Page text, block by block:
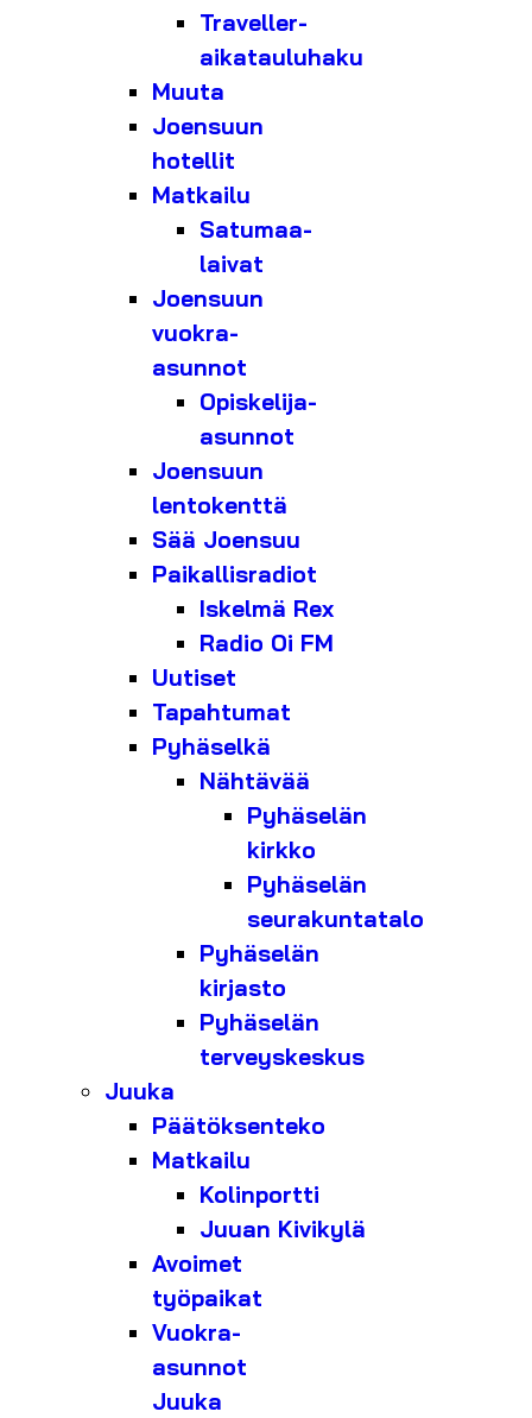
Traveller-
aikatauluhaku
Muuta
Joensuun
hotellit
Matkailu
Satumaa-
laivat
Joensuun
vuokra-
asunnot
Opiskelija-
asunnot
Joensuun
lentokenttä
Sää Joensuu
Paikallisradiot
Iskelmä Rex
Radio Oi FM
Uutiset
Tapahtumat
Pyhäselkä
Nähtävää
Pyhäselän
kirkko
Pyhäselän
seurakuntatalo
Pyhäselän
kirjasto
Pyhäselän
terveyskeskus
Juuka
Päätöksenteko
Matkailu
Kolinportti
Juuan Kivikylä
Avoimet
työpaikat
Vuokra-
asunnot
Juuka